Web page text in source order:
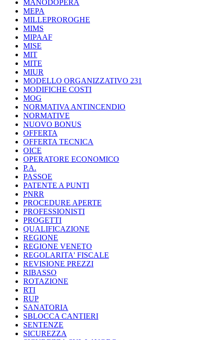
MANODOPERA
MEPA
MILLEPROROGHE
MIMS
MIPAAF
MISE
MIT
MITE
MIUR
MODELLO ORGANIZZATIVO 231
MODIFICHE COSTI
MOG
NORMATIVA ANTINCENDIO
NORMATIVE
NUOVO BONUS
OFFERTA
OFFERTA TECNICA
OICE
OPERATORE ECONOMICO
P.A.
PASSOE
PATENTE A PUNTI
PNRR
PROCEDURE APERTE
PROFESSIONISTI
PROGETTI
QUALIFICAZIONE
REGIONE
REGIONE VENETO
REGOLARITA' FISCALE
REVISIONE PREZZI
RIBASSO
ROTAZIONE
RTI
RUP
SANATORIA
SBLOCCA CANTIERI
SENTENZE
SICUREZZA